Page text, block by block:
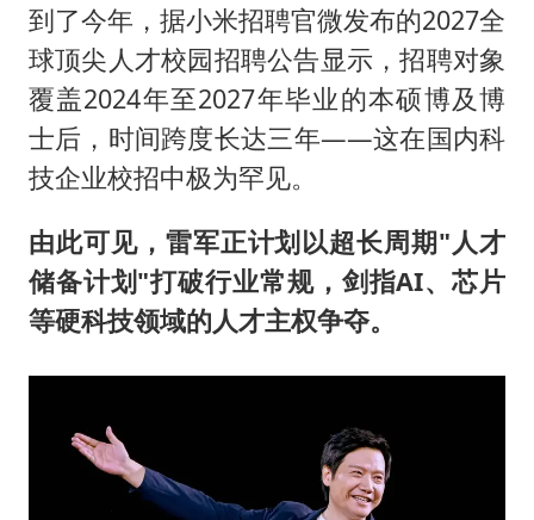
到了今年，据小米招聘官微发布的2027全
球顶尖人才校园招聘公告显示，招聘对象
覆盖2024年至2027年毕业的本硕博及博
士后，时间跨度长达三年——这在国内科
技企业校招中极为罕见。
由此可见，雷军正计划以超长周期"人才
储备计划"打破行业常规，剑指AI、芯片
等硬科技领域的人才主权争夺。